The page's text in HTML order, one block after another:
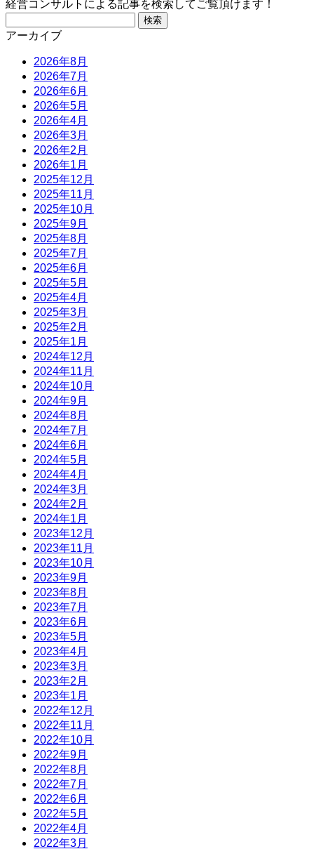
経営コンサルトによる記事を検索してご覧頂けます！
索:
アーカイブ
2026年8月
2026年7月
2026年6月
2026年5月
2026年4月
2026年3月
2026年2月
2026年1月
2025年12月
2025年11月
2025年10月
2025年9月
2025年8月
2025年7月
2025年6月
2025年5月
2025年4月
2025年3月
2025年2月
2025年1月
2024年12月
2024年11月
2024年10月
2024年9月
2024年8月
2024年7月
2024年6月
2024年5月
2024年4月
2024年3月
2024年2月
2024年1月
2023年12月
2023年11月
2023年10月
2023年9月
2023年8月
2023年7月
2023年6月
2023年5月
2023年4月
2023年3月
2023年2月
2023年1月
2022年12月
2022年11月
2022年10月
2022年9月
2022年8月
2022年7月
2022年6月
2022年5月
2022年4月
2022年3月